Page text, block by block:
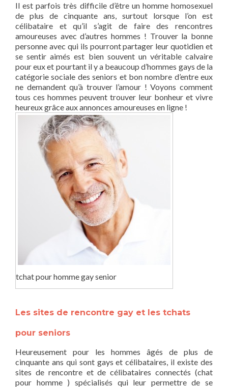
Il est parfois très difficile d’être un homme homosexuel
de plus de cinquante ans, surtout lorsque l’on est
célibataire et qu’il s’agit de faire des rencontres
amoureuses avec d’autres hommes ! Trouver la bonne
personne avec qui ils pourront partager leur quotidien et
se sentir aimés est bien souvent un véritable calvaire
pour eux et pourtant il y a beaucoup d’hommes gays de la
catégorie sociale des seniors et bon nombre d’entre eux
ne demandent qu’à trouver l’amour ! Voyons comment
tous ces hommes peuvent trouver leur bonheur et vivre
heureux grâce aux annonces amoureuses en ligne !
tchat pour homme gay senior
Les sites de rencontre gay et les tchats
pour seniors
Heureusement pour les hommes âgés de plus de
cinquante ans qui sont gays et célibataires, il existe des
sites de rencontre et de célibataires connectés (chat
pour homme ) spécialisés qui leur permettre de se